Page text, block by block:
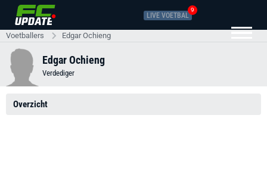
LIVE VOETBAL
9
Voetballers Edgar Ochieng
Edgar Ochieng
Verdediger
Overzicht